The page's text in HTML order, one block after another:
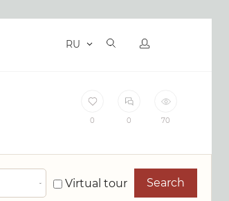
RU
0 0 70
Virtual tour Search